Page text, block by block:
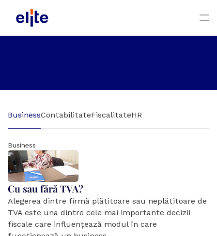
BusinessContabilitateFiscalitateHR
Business
Cu sau fără TVA?
Alegerea dintre firmă plătitoare sau neplătitoare de
TVA este una dintre cele mai importante decizii
fiscale care influențează modul în care